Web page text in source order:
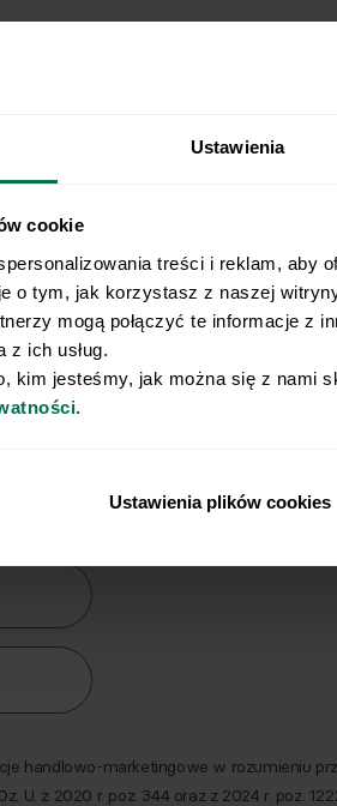
Ustawienia
cookie
treści i reklam, aby
o tym, jak korzystasz z naszej
mogą połączyć te informacje z
z ich usług.
kim jesteśmy, jak można się z nami
Ustawienia plików cookies
zestaw 10
handlowo-marketingowe w rozumieniu
U. z 2020 r. poz. 344 oraz z 2024 r. poz.